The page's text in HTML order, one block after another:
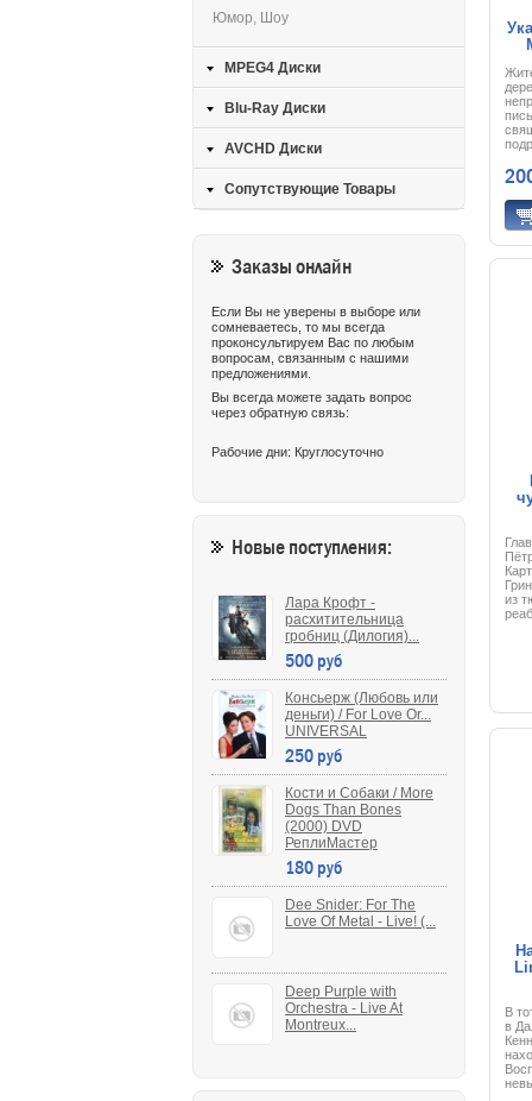
из
В
в
Юмор, Шоу
MPEG4 Диски
Blu-Ray Диски
AVCHD Диски
Сопутствующие Товары
Заказы онлайн
Если Вы не уверены в выборе или
сомневаетесь, то мы всегда
проконсультируем Вас по любым
вопросам, связанным с нашими
предложениями.
Вы всегда можете задать вопрос
через обратную связь:
Рабочие дни: Круглосуточно
Новые поступления:
Лара Крофт -
расхитительница
гробниц (Дилогия)...
500 руб
Консьерж (Любовь или
деньги) / For Love Or...
UNIVERSAL
250 руб
Кости и Собаки / More
Dogs Than Bones
(2000) DVD
РеплиМастер
180 руб
Dee Snider: For The
Love Of Metal - Live! (...
Deep Purple with
Orchestra - Live At
Montreux...